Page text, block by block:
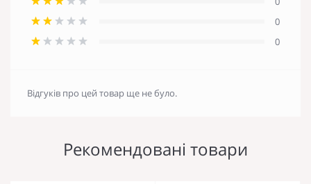
0
0
Відгуків про цей товар ще не було.
Рекомендовані товари